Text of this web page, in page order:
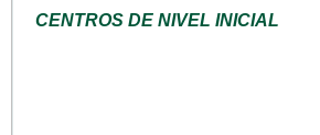
CENTROS DE NIVEL INICIAL